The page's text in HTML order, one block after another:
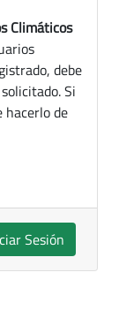
Climáticos
debe
Si
hacerlo de
Sesión